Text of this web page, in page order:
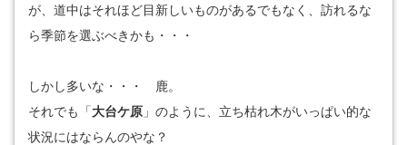
が、道中はそれほど目新しいものがあるでもなく、訪れるな
ら季節を選ぶべきかも・・・
しかし多いな・・・ 鹿。
それでも「大台ケ原 」のように、立ち枯れ木がいっぱい的な
状況にはならんのやな？